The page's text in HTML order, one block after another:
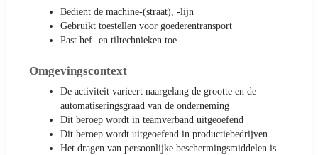
Bedient de machine-(straat), -lijn
Gebruikt toestellen voor goederentransport
Past hef- en tiltechnieken toe
Omgevingscontext
De activiteit varieert naargelang de grootte en de
automatiseringsgraad van de onderneming
Dit beroep wordt in teamverband uitgeoefend
Dit beroep wordt uitgeoefend in productiebedrijven
Het dragen van persoonlijke beschermingsmiddelen is